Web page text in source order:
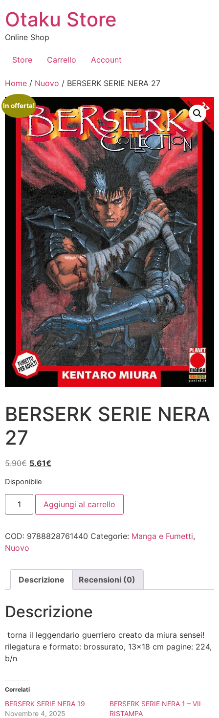
contenuto
Otaku Store
Online Shop
Store Carrello Account
Home / Nuovo / BERSERK SERIE NERA 27
In offerta!
BERSERK SERIE NERA
27
5.90€ Il
originale
era:
5.90€.
5.61€
5.61€.
Disponibile
BERSERK
SERIE
NERA
Aggiungi al carrello
COD: 9788828761440 Categorie: Manga e Fumetti,
Nuovo
Descrizione Recensioni (0)
Descrizione
torna il leggendario guerriero creato da miura sensei!
rilegatura e formato: brossurato, 13×18 cm pagine: 224,
b/n
Correlati
BERSERK SERIE NERA 19
Novembre 4, 2025
BERSERK SERIE NERA 1 – VII
RISTAMPA